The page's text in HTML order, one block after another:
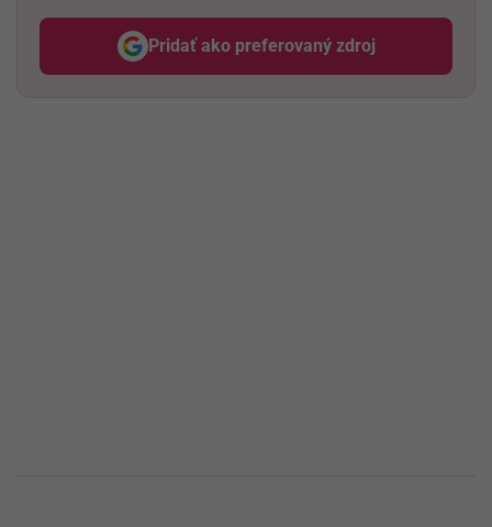
Pridať ako preferovaný zdroj
Odzadu, odkaz sa otvorí v